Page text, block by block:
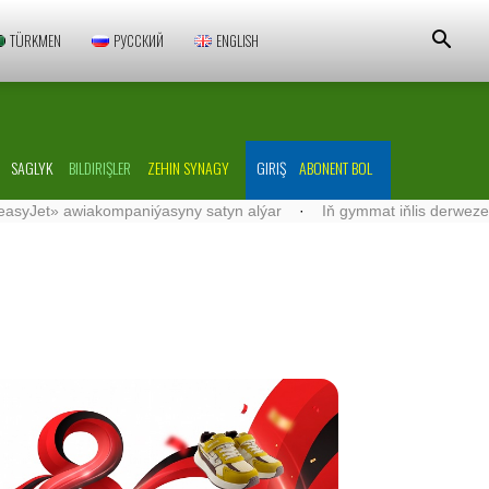
TÜRKMEN РУССКИЙ ENGLISH
SAGLYK BILDIRIŞLER ZEHIN SYNAGY GIRIŞ ABONENT BOL
satyn alýar · Iň gymmat iňlis derwezeçisi ·